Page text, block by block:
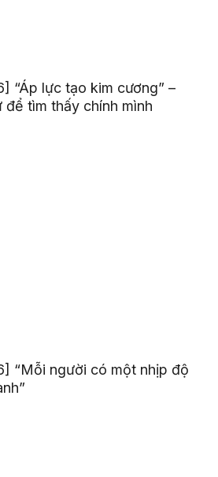
“Áp lực tạo kim cương” –
để tìm thấy chính mình
“Mỗi người có một nhịp độ